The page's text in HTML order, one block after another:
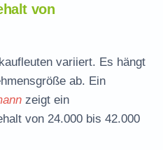
von
variiert. Es hängt
ab. Ein
zeigt ein
von 24.000 bis 42.000